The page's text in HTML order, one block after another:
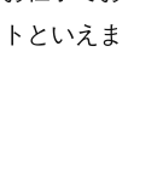
といえま